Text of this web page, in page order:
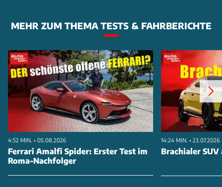
MEHR ZUM THEMA TESTS & FAHRBERICHTE
4:52 MIN. • 05.08.2026
Ferrari Amalfi Spider: Erster Test im
Roma-Nachfolger
14:24 MIN. • 23.07.2026
Brachialer